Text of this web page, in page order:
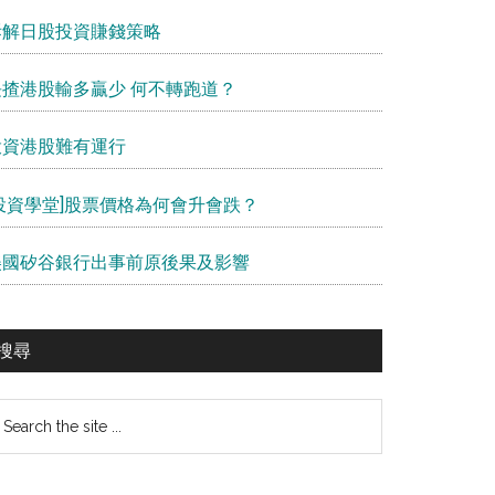
日股投資賺錢策略
港股輸多贏少 何不轉跑道？
港股難有運行
資學堂]股票價格為何會升會跌？
矽谷銀行出事前原後果及影響
尋